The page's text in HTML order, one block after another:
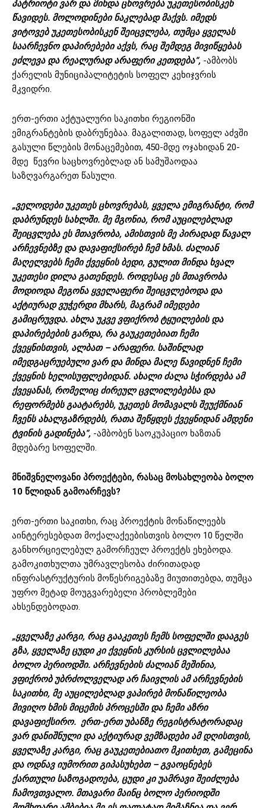
პატრიოტი ვარ და მინდა ცხოვრება უკეთესობისკენ
წავიდეს. მოლოდინები ნაკლებად მაქვს. იმედს
ვიტოვებ უკეთესობისკენ შეიცვლება, თუმცა ყველას
საარჩევნო დაპირებები აქვს, რაც შემდეგ მივიწყებას
ეძლევა და რეალურად არაფერი კეთდება“, -ამბობს
ქარელის მუნიციპალიტეტის სოფელ კეხიჯვრის
მკვიდრი.
ერთ-ერთი აქტუალური საკითხი რეგიონში
ემიგრანტების დაბრუნებაა. მაგალითად, სოფელ აძვში
გასული წლების მონაცემებით, 450-მდე ოჯახიდან 20-
მდე წევრი საცხოვრებლად ან სამუშაოდაა
საზღვარგარეთ წასული.
„ველოდები უკეთეს ცხოვრებას, ყველა ემიგრანტი, რომ
დაბრუნდეს სახლში. მე მგონია, რომ აუცილებლად
შეიცვლება ეს მთავრობა, ამისთვის მე პირადად წავალ
არჩევნებზე და დავაფიქსირებ ჩემ ხმას. ძალიან
მაღელვებს ჩემი ქვეყნის ბედი, გულით მინდა ხვალ
უკეთესი დილა გათენდეს. როდესაც ეს მთავრობა
მოდიოდა მეგონა ყველაფერი შეიცვლებოდა და
აქტიურად ვუჭერდი მხარს, მაგრამ იმედები
გამიცრუვდა. ახლა უკვე ვფიქრობ ტყუილების და
დაპირებების გარდა, რა გაუკეთებიათ ჩემი
ქვეყნისთვის, ალბათ – არაფერი. საშინლად
იმედგაცრუებული ვარ და მინდა მალე წავიდნენ ჩემი
ქვეყნის ხელისუფლებიდან. ახალი ძალა სჭირდება ამ
ქვეყანას, რომელიც ძირეულ ცვლილებებსა და
რეფორმებს გაატარებს, უკეთეს მომავალს შეუქმნიან
ჩვენს ახალგაზრდებს, რათა შეწყდეს ქვეყნიდან ამდენი
ტვინის გადინება“, -ამბობენ საოკუპაციო ხაზთან
მდებარე სოფელში.
მნიშვნელოვანი პროექტები, რასაც მოსახლეობა ბოლო
10 წლიდან გამოარჩევს?
ერთ-ერთი საკითხი, რაც პროექტის მონაწილეებს
აინტერესებდათ მოქალაქეებისთვის ბოლო 10 წელში
განხორციელებულ გამორჩეულ პროექტს ეხებოდა.
გამოკითხულთა უმრავლესობა ძირითადად
ინფრასტრუქტურის მოწესრიგებაზე მიუთითებდა, თუმცა
უფრო მეტად მოუგვარებელი პრობლემები
ახსენდებოდათ.
„ყველაზე კარგი, რაც გააკეთეს ჩემს სოფელში დააგეს
გზა, ყველაზე ცუდი კი ქვეყნის კურსის ცვლილებაა
ბოლო პერიოდში. არჩევნების ძალიან მეშინია,
ვფიქრობ უბრძოლველად არ ჩაივლის ამ არჩევნების
საკითხი, მე აუცილებლად ვაპირებ მონაწილეობა
მივიღო ხმის მიცემის პროცესში და ჩემი აზრი
დავაფიქსირო. ერთ-ერთ უბანზე რეგისტრატორადაც
ვარ დანიშნული და აქტიურად ვემზადები ამ დღისთვის,
ყველაზე კარგი, რაც გაუკეთებიათო მკითხეთ, გამეცინა
და ოდნავ იუმორით გიპასუხებთ – გვაოცნებეს
ქართული საზოგადოება, ცუდი კი უამრავი შეიძლება
ჩამოვთვალო. მთავარი მაინც ბოლო პერიოდში